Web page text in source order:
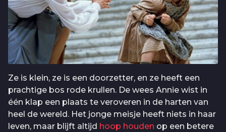
Ze is klein, ze is een doorzetter, en ze heeft een
prachtige bos rode krullen. De wees Annie wist in
één klap een plaats te veroveren in de harten van
heel de wereld. Het jonge meisje heeft niets in haar
leven, maar blijft altijd hoop houden op een betere